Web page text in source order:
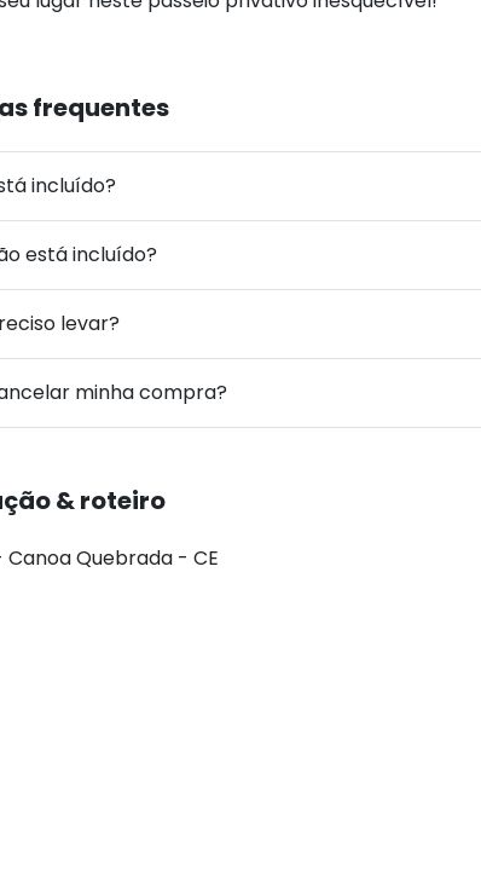
frequentes
incluído?
está incluído?
levar?
minha compra?
& roteiro
Canoa Quebrada - CE